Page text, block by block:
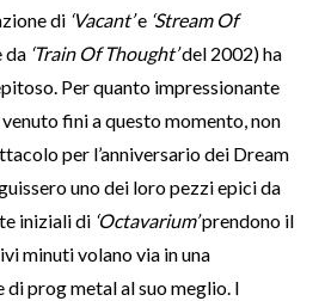
di ‘Vacant’e ‘Stream Of
‘Train Of Thought’del 2002) ha
Per quanto impressionante
fini a questo momento, non
per l’anniversario dei Dream
uno dei loro pezzi epici da
iniziali di ‘Octavarium’prendono il
minuti volano via in una
prog metal al suo meglio. I